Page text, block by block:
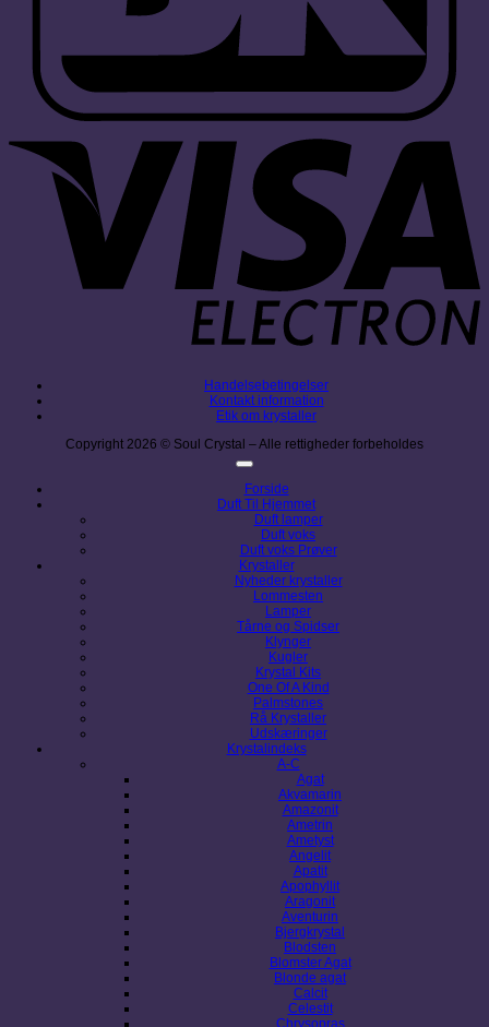
Handelsebetingelser
Kontakt information
Etik om krystaller
Copyright 2026 © Soul Crystal – Alle rettigheder forbeholdes
Forside
Duft Til Hjemmet
Duft lamper
Duft voks
Duft voks Prøver
Krystaller
Nyheder krystaller
Lommesten
Lamper
Tårne og Spidser
Klynger
Kugler
Krystal Kits
One Of A Kind
Palmstones
Rå Krystaller
Udskæringer
Krystalindeks
A-C
Agat
Akvamarin
Amazonit
Ametrin
Ametyst
Angelit
Apatit
Apophyllit
Aragonit
Aventurin
Bjergkrystal
Blodsten
Blomster Agat
Blonde agat
Calcit
Celestit
Chrysopras